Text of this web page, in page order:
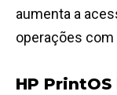
aumenta a
operações
HP